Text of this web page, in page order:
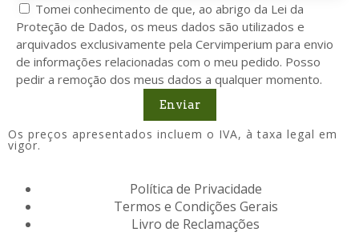
Tomei conhecimento de que, ao abrigo da Lei da
Proteção de Dados, os meus dados são utilizados e
arquivados exclusivamente pela Cervimperium para envio
de informações relacionadas com o meu pedido. Posso
pedir a remoção dos meus dados a qualquer momento.
Enviar
Os preços apresentados incluem o IVA, à taxa legal em
vigor.
Política de Privacidade
Termos e Condições Gerais
Livro de Reclamações